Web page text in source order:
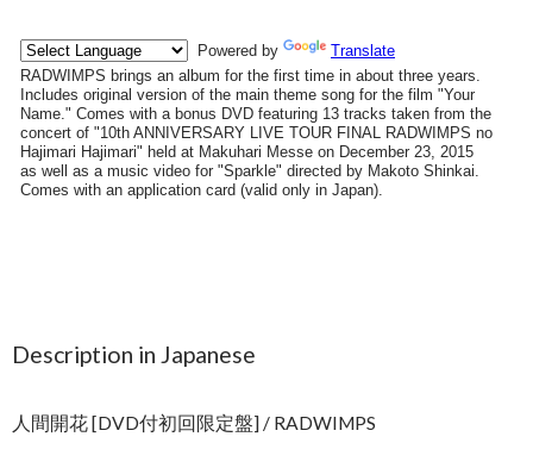
Description in Japanese
人間開花 [DVD付初回限定盤] / RADWIMPS